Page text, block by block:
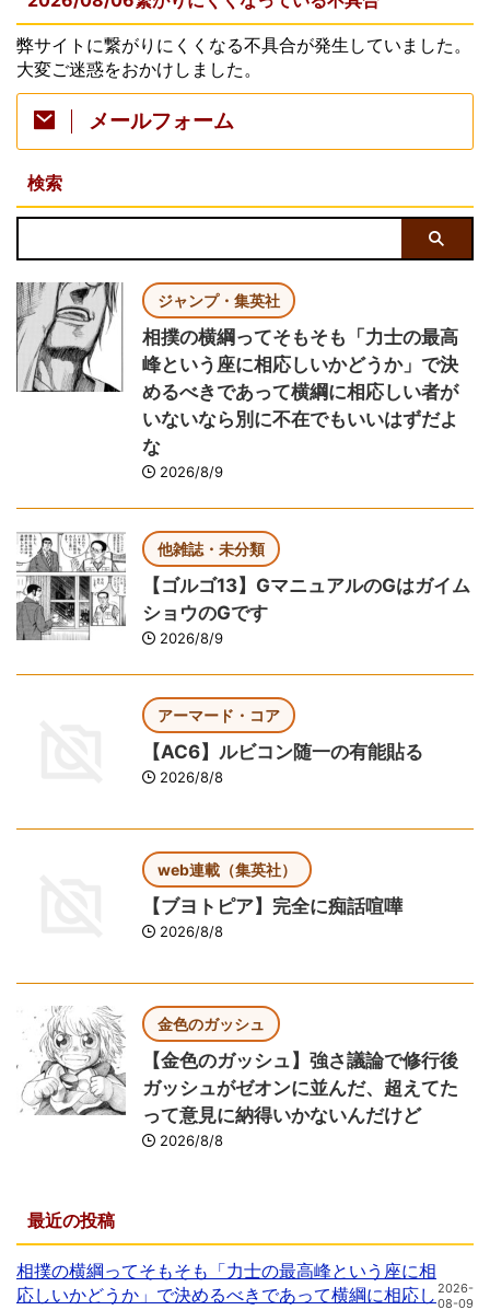
弊サイトに繋がりにくくなる不具合が発生していました。
大変ご迷惑をおかけしました。
メールフォーム
検索
ジャンプ・集英社
相撲の横綱ってそもそも「力士の最高
峰という座に相応しいかどうか」で決
めるべきであって横綱に相応しい者が
いないなら別に不在でもいいはずだよ
な
2026/8/9
他雑誌・未分類
【ゴルゴ13】GマニュアルのGはガイム
ショウのGです
2026/8/9
アーマード・コア
【AC6】ルビコン随一の有能貼る
2026/8/8
web連載（集英社）
【ブヨトピア】完全に痴話喧嘩
2026/8/8
金色のガッシュ
【金色のガッシュ】強さ議論で修行後
ガッシュがゼオンに並んだ、超えてた
って意見に納得いかないんだけど
2026/8/8
最近の投稿
相撲の横綱ってそもそも「力士の最高峰という座に相
応しいかどうか」で決めるべきであって横綱に相応し 2026-
08-09